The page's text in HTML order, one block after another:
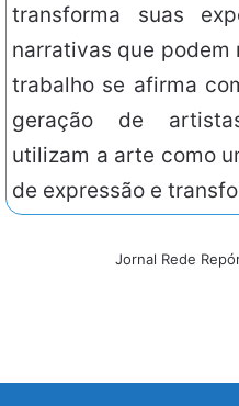
transforma suas
narrativas que podem
trabalho se afirma
geração de
utilizam a arte como
de expressão e
Jornal Rede